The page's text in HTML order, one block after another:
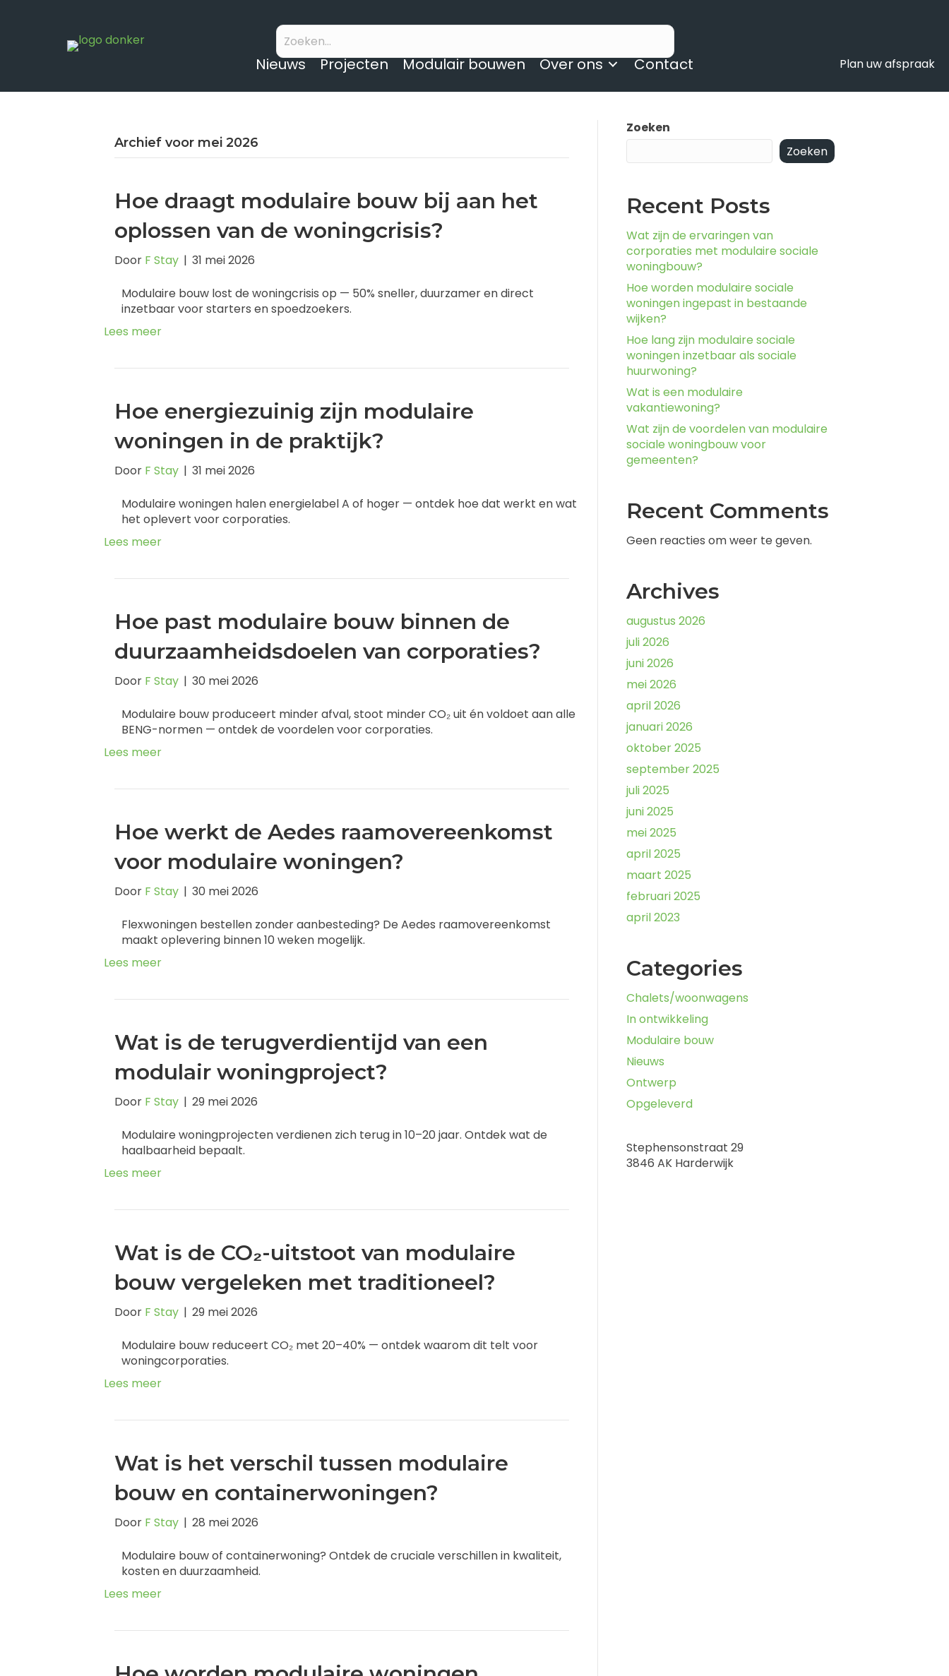
Nieuws Projecten Modulair bouwen Over ons Contact Plan uw afspraak
Archief voor mei 2026
Hoe draagt modulaire bouw bij aan het
oplossen van de woningcrisis?
Door F Stay | 31 mei 2026
Modulaire bouw lost de woningcrisis op — 50% sneller, duurzamer en direct
inzetbaar voor starters en spoedzoekers.
Lees meer
Hoe energiezuinig zijn modulaire
woningen in de praktijk?
Door F Stay | 31 mei 2026
Modulaire woningen halen energielabel A of hoger — ontdek hoe dat werkt en wat
het oplevert voor corporaties.
Lees meer
Hoe past modulaire bouw binnen de
duurzaamheidsdoelen van corporaties?
Door F Stay | 30 mei 2026
Modulaire bouw produceert minder afval, stoot minder CO₂ uit én voldoet aan alle
BENG-normen — ontdek de voordelen voor corporaties.
Lees meer
Hoe werkt de Aedes raamovereenkomst
voor modulaire woningen?
Door F Stay | 30 mei 2026
Flexwoningen bestellen zonder aanbesteding? De Aedes raamovereenkomst
maakt oplevering binnen 10 weken mogelijk.
Lees meer
Wat is de terugverdientijd van een
modulair woningproject?
Door F Stay | 29 mei 2026
Modulaire woningprojecten verdienen zich terug in 10–20 jaar. Ontdek wat de
haalbaarheid bepaalt.
Lees meer
Wat is de CO₂-uitstoot van modulaire
bouw vergeleken met traditioneel?
Door F Stay | 29 mei 2026
Modulaire bouw reduceert CO₂ met 20–40% — ontdek waarom dit telt voor
woningcorporaties.
Lees meer
Wat is het verschil tussen modulaire
bouw en containerwoningen?
Door F Stay | 28 mei 2026
Modulaire bouw of containerwoning? Ontdek de cruciale verschillen in kwaliteit,
kosten en duurzaamheid.
Lees meer
Zoeken
Zoeken
Recent Posts
Wat zijn de ervaringen van
corporaties met modulaire sociale
woningbouw?
Hoe worden modulaire sociale
woningen ingepast in bestaande
wijken?
Hoe lang zijn modulaire sociale
woningen inzetbaar als sociale
huurwoning?
Wat is een modulaire
vakantiewoning?
Wat zijn de voordelen van modulaire
sociale woningbouw voor
gemeenten?
Recent Comments
Geen reacties om weer te geven.
Archives
augustus 2026
juli 2026
juni 2026
mei 2026
april 2026
januari 2026
oktober 2025
september 2025
juli 2025
juni 2025
mei 2025
april 2025
maart 2025
februari 2025
april 2023
Categories
Chalets/woonwagens
In ontwikkeling
Modulaire bouw
Nieuws
Ontwerp
Opgeleverd
Stephensonstraat 29
3846 AK Harderwijk